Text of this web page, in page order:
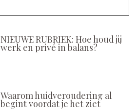
NIEUWE RUBRIEK: Hoe houd jij
werk en privé in balans?
Waarom huidveroudering al
begint voordat je het ziet